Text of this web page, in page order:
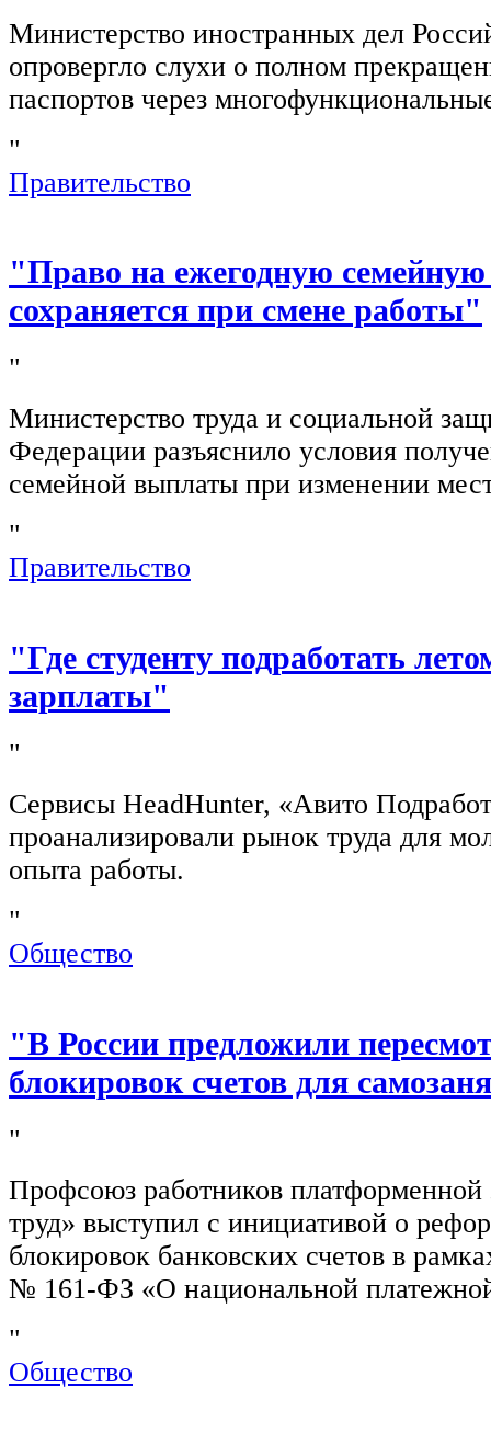
Министерство иностранных дел
опровергло слухи о полном
паспортов через
"
Правительство
"Право на ежегодную
сохраняется при смене работы"
"
Министерство труда и социальной
Федерации разъяснило условия
семейной выплаты при изменении
"
Правительство
"Где студенту подработать
зарплаты"
"
Сервисы HeadHunter, «Авито
проанализировали рынок труда для
опыта работы.
"
Общество
"В России предложили
блокировок счетов для
"
Профсоюз работников
труд» выступил с инициативой о
блокировок банковских счетов в
№ 161-ФЗ «О национальной
"
Общество